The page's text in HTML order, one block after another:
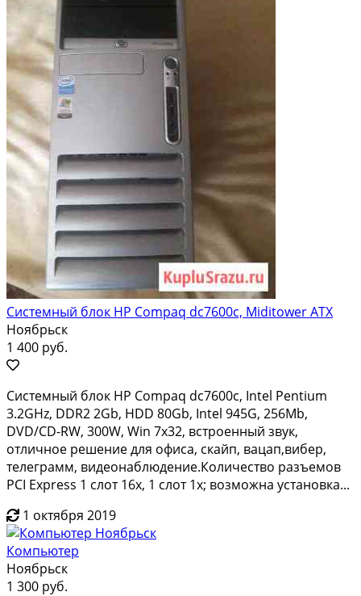
Системный блок HP Compaq dc7600с, Miditower ATX
Ноябрьск
1 400 руб.
Системный блок HP Compaq dc7600c, Intel Pentium
3.2GHz, DDR2 2Gb, HDD 80Gb, Intel 945G, 256Mb,
DVD/CD-RW, 300W, Win 7х32, встроенный звук,
отличное решение для офиса, скайп, вацап,вибер,
телеграмм, видеонаблюдение.Количество разъемов
PCI Express 1 слот 16x, 1 слот 1x; возможна установка...
1 октября 2019
Компьютер
Ноябрьск
1 300 руб.